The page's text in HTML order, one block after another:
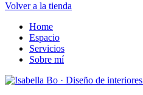
Volver a la tienda
Home
Espacio
Servicios
Sobre mí